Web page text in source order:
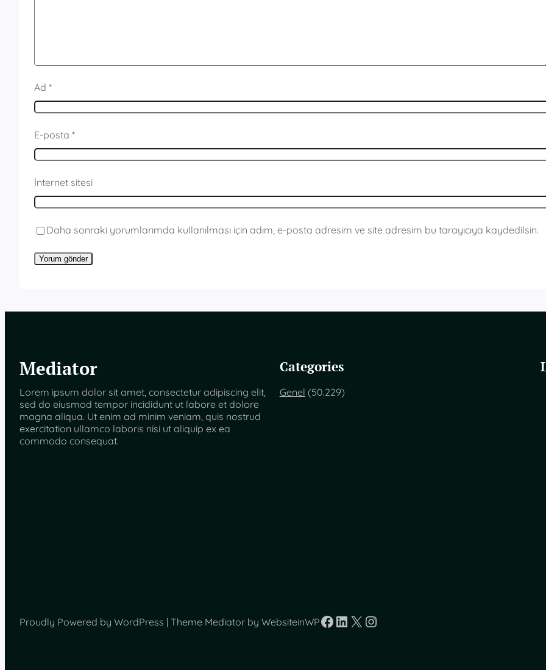
Ad *
E-posta *
İnternet sitesi
Daha sonraki yorumlarımda kullanılması için adım, e-posta adresim ve site adresim bu tarayıcıya kaydedilsin.
Mediator
Lorem ipsum dolor sit amet, consectetur adipiscing elit,
sed do eiusmod tempor incididunt ut labore et dolore
magna aliqua. Ut enim ad minim veniam, quis nostrud
exercitation ullamco laboris nisi ut aliquip ex ea
commodo consequat.
Categories
Genel (50.229)
Proudly Powered by WordPress | Theme Mediator by WebsiteinWPFacebook
LinkedIn
X Instagram